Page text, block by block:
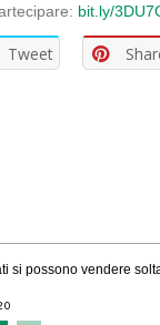
bit.ly/
Tweet
si possono vendere